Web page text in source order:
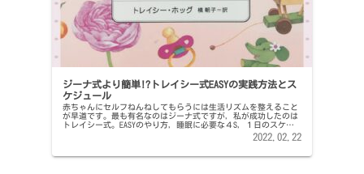
ジーナ式より簡単!?トレイシー式EASYの実践方法とス
ケジュール
赤ちゃんにセルフねんねしてもらうには生活リズムを整えること
が早道です。最も有名なのはジーナ式ですが，私が成功したのは
トレイシー式。EASYのやり方，睡眠に必要な４S，１日のスケジ
2022.02.22